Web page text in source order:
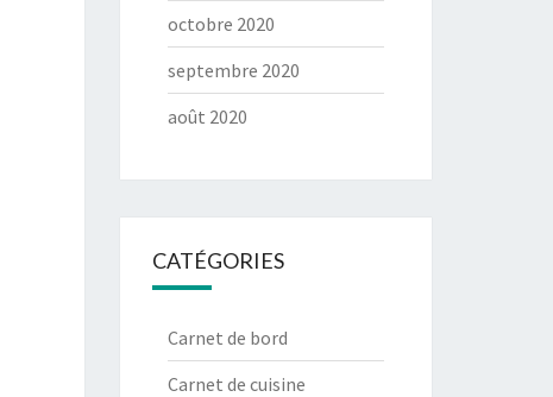
octobre 2020
septembre 2020
août 2020
CATÉGORIES
Carnet de bord
Carnet de cuisine